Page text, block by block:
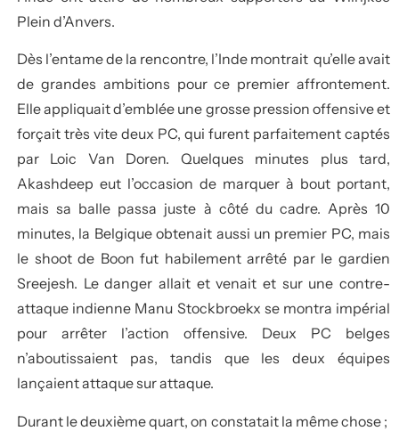
Plein d’Anvers.
Dès l’entame de la rencontre, l’Inde montrait qu’elle avait
de grandes ambitions pour ce premier affrontement.
Elle appliquait d’emblée une grosse pression offensive et
forçait très vite deux PC, qui furent parfaitement captés
par Loic Van Doren. Quelques minutes plus tard,
Akashdeep eut l’occasion de marquer à bout portant,
mais sa balle passa juste à côté du cadre. Après 10
minutes, la Belgique obtenait aussi un premier PC, mais
le shoot de Boon fut habilement arrêté par le gardien
Sreejesh. Le danger allait et venait et sur une contre-
attaque indienne Manu Stockbroekx se montra impérial
pour arrêter l’action offensive. Deux PC belges
n’aboutissaient pas, tandis que les deux équipes
lançaient attaque sur attaque.
Durant le deuxième quart, on constatait la même chose ;